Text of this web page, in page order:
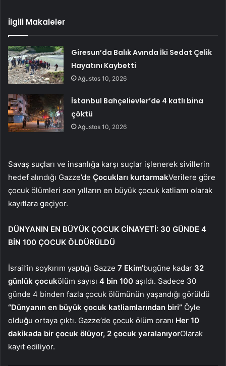
İlgili Makaleler
Giresun’da Balık Avında İki Sedat Çelik
Hayatını Kaybetti
Ağustos 10, 2026
İstanbul Bahçelievler’de 4 katlı bina
çöktü
Ağustos 10, 2026
Savaş suçları ve insanlığa karşı suçlar işlenerek sivillerin
hedef alındığı Gazze’de Çocukları kurtarmakVerilere göre
çocuk ölümleri son yılların en büyük çocuk katliamı olarak
kayıtlara geçiyor.
DÜNYANIN EN BÜYÜK ÇOCUK CİNAYETİ: 30 GÜNDE 4
BİN 100 ÇOCUK ÖLDÜRÜLDÜ
İsrail’in soykırım yaptığı Gazze 7 Ekim’bugüne kadar 32
günlük çocukölüm sayısı 4 bin 100 aşıldı. Sadece 30
günde 4 binden fazla çocuk ölümünün yaşandığı görüldü
“Dünyanın en büyük çocuk katliamlarından biri” Öyle
olduğu ortaya çıktı. Gazze’de çocuk ölüm oranı Her 10
dakikada bir çocuk ölüyor, 2 çocuk yaralanıyorOlarak
kayıt ediliyor.